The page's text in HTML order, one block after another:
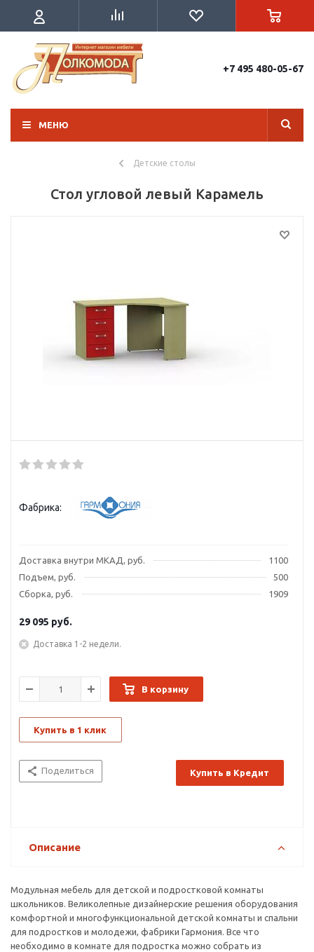
+7 495 480-05-67
МЕНЮ
Детские столы
Стол угловой левый Карамель
Фабрика:
Доставка внутри МКАД, руб.
1100
Подъем, руб.
500
Сборка, руб.
1909
29 095 руб.
Доставка 1-2 недели.
В корзину
Купить в 1 клик
Поделиться Купить в Кредит
Описание
Модульная мебель для детской и подростковой комнаты
школьников. Великолепные дизайнерские решения оборудования
комфортной и многофункциональной детской комнаты и спальни
для подростков и молодежи, фабрики Гармония. Все что
необходимо в комнате для подростка можно собрать из